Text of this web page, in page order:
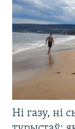
Ні газу, ні